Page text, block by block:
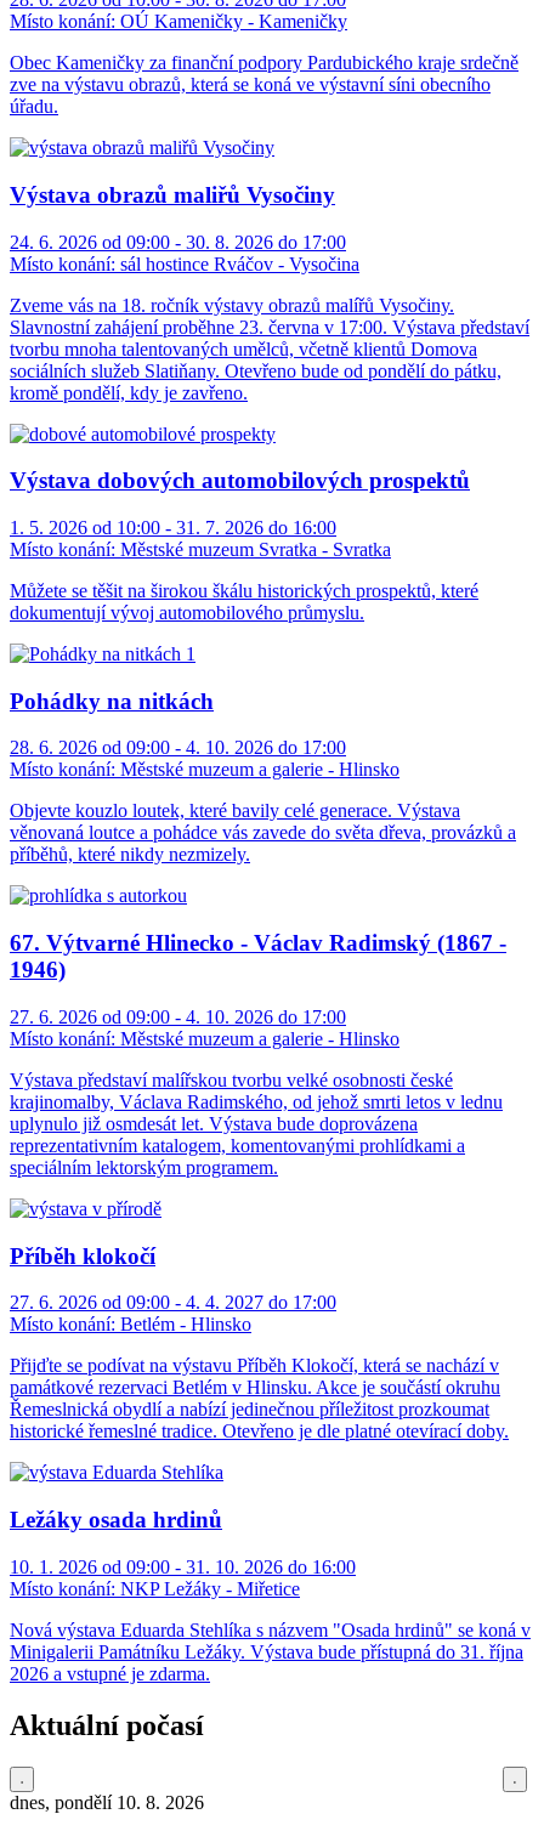
Místo konání: OÚ Kameničky - Kameničky
Obec Kameničky za finanční podpory Pardubického kraje srdečně
zve na výstavu obrazů, která se koná ve výstavní síni obecního
úřadu.
Výstava obrazů maliřů Vysočiny
24. 6. 2026 od 09:00 - 30. 8. 2026 do 17:00
Místo konání: sál hostince Rváčov - Vysočina
Zveme vás na 18. ročník výstavy obrazů malířů Vysočiny.
Slavnostní zahájení proběhne 23. června v 17:00. Výstava představí
tvorbu mnoha talentovaných umělců, včetně klientů Domova
sociálních služeb Slatiňany. Otevřeno bude od pondělí do pátku,
kromě pondělí, kdy je zavřeno.
Výstava dobových automobilových prospektů
1. 5. 2026 od 10:00 - 31. 7. 2026 do 16:00
Místo konání: Městské muzeum Svratka - Svratka
Můžete se těšit na širokou škálu historických prospektů, které
dokumentují vývoj automobilového průmyslu.
Pohádky na nitkách
28. 6. 2026 od 09:00 - 4. 10. 2026 do 17:00
Místo konání: Městské muzeum a galerie - Hlinsko
Objevte kouzlo loutek, které bavily celé generace. Výstava
věnovaná loutce a pohádce vás zavede do světa dřeva, provázků a
příběhů, které nikdy nezmizely.
67. Výtvarné Hlinecko - Václav Radimský (1867 -
1946)
27. 6. 2026 od 09:00 - 4. 10. 2026 do 17:00
Místo konání: Městské muzeum a galerie - Hlinsko
Výstava představí malířskou tvorbu velké osobnosti české
krajinomalby, Václava Radimského, od jehož smrti letos v lednu
uplynulo již osmdesát let. Výstava bude doprovázena
reprezentativním katalogem, komentovanými prohlídkami a
speciálním lektorským programem.
Příběh klokočí
27. 6. 2026 od 09:00 - 4. 4. 2027 do 17:00
Místo konání: Betlém - Hlinsko
Přijďte se podívat na výstavu Příběh Klokočí, která se nachází v
památkové rezervaci Betlém v Hlinsku. Akce je součástí okruhu
Řemeslnická obydlí a nabízí jedinečnou příležitost prozkoumat
historické řemeslné tradice. Otevřeno je dle platné otevírací doby.
Ležáky osada hrdinů
10. 1. 2026 od 09:00 - 31. 10. 2026 do 16:00
Místo konání: NKP Ležáky - Miřetice
Nová výstava Eduarda Stehlíka s názvem "Osada hrdinů" se koná v
Minigalerii Památníku Ležáky. Výstava bude přístupná do 31. října
2026 a vstupné je zdarma.
Aktuální počasí
dnes, pondělí 10. 8. 2026